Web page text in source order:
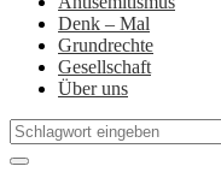
Denk – Mal
Grundrechte
Gesellschaft
Über uns